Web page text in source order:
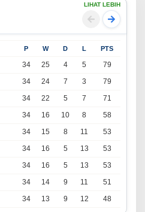
LIHAT LEBIH
P W D L PTS
34 25 4 5
79
34 24 7 3
79
34 22 5 7
71
34 16 10 8
58
34 15 8 11
53
34 16 5 13
53
34 16 5 13
53
34 14 9 11
51
34 13 9 12
48